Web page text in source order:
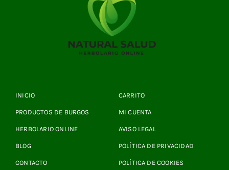
INICIO
PRODUCTOS DE BURGOS
HERBOLARIO ONLINE
BLOG
CONTACTO
CARRITO
MI CUENTA
AVISO LEGAL
POLÍTICA DE PRIVACIDAD
POLÍTICA DE COOKIES